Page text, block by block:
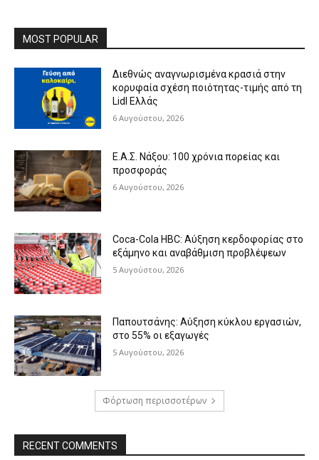
MOST POPULAR
Διεθνώς αναγνωρισμένα κρασιά στην
κορυφαία σχέση ποιότητας-τιμής από τη
Lidl Ελλάς
6 Αυγούστου, 2026
Ε.Α.Σ. Νάξου: 100 χρόνια πορείας και
προσφοράς
6 Αυγούστου, 2026
Coca-Cola HBC: Αύξηση κερδοφορίας στο
εξάμηνο και αναβάθμιση προβλέψεων
5 Αυγούστου, 2026
Παπουτσάνης: Αύξηση κύκλου εργασιών,
στο 55% οι εξαγωγές
5 Αυγούστου, 2026
Φόρτωση περισσοτέρων
RECENT COMMENTS